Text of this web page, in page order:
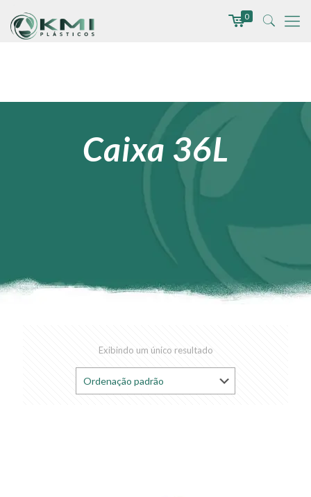
0
Caixa 36L
Exibindo um único resultado